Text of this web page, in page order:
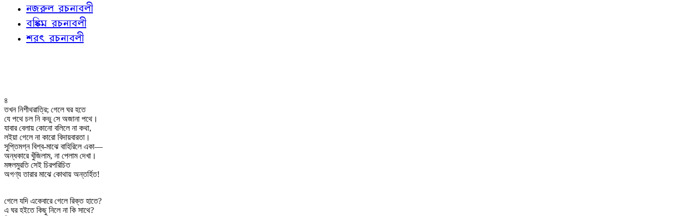
নজরুল রচনাবলী
বঙ্কিম রচনাবলী
শরৎ রচনাবলী
৪
তখন নিশীথরাত্রি; গেলে ঘর হতে
যে পথে চল নি কভু সে অজানা পথে।
যাবার বেলায় কোনো বলিলে না কথা,
লইয়া গেলে না কারো বিদায়বারতা।
সুপ্তিমগ্ন বিশ্ব-মাঝে বাহিরিলে একা—
অন্ধকারে খুঁজিলাম, না পেলাম দেখা।
মঙ্গলমুরতি সেই চিরপরিচিত
অগণ্য তারার মাঝে কোথায় অন্তর্হিত!
গেলে যদি একেবারে গেলে রিক্ত হাতে?
এ ঘর হইতে কিছু নিলে না কি সাথে?